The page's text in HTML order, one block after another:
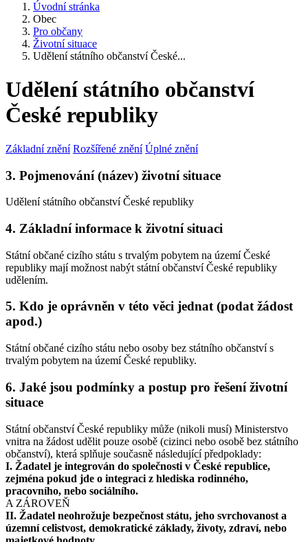
Úvodní stránka
Obec
Pro občany
Životní situace
Udělení státního občanství České...
Udělení státního občanství
České republiky
Základní znění Rozšířené znění Úplné znění
3. Pojmenování (název) životní situace
Udělení státního občanství České republiky
4. Základní informace k životní situaci
Státní občané cizího státu s trvalým pobytem na území České
republiky mají možnost nabýt státní občanství České republiky
udělením.
5. Kdo je oprávněn v této věci jednat (podat žádost
apod.)
Státní občané cizího státu nebo osoby bez státního občanství s
trvalým pobytem na území České republiky.
6. Jaké jsou podmínky a postup pro řešení životní
situace
Státní občanství České republiky může (nikoli musí) Ministerstvo
vnitra na žádost udělit pouze osobě (cizinci nebo osobě bez státního
občanství), která splňuje současně následující předpoklady:
I. Žadatel je integrován do společnosti v České republice,
zejména pokud jde o integraci z hlediska rodinného,
pracovního, nebo sociálního.
A ZÁROVEŇ
II. Žadatel neohrožuje bezpečnost státu, jeho svrchovanost a
územní celistvost, demokratické základy, životy, zdraví, nebo